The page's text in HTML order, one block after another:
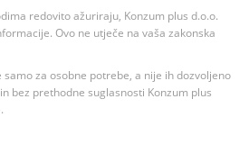
redovito ažuriraju, Konzum plus d.o.o.
Ovo ne utječe na vaša zakonska
za osobne potrebe, a nije ih dozvoljeno
bez prethodne suglasnosti Konzum plus